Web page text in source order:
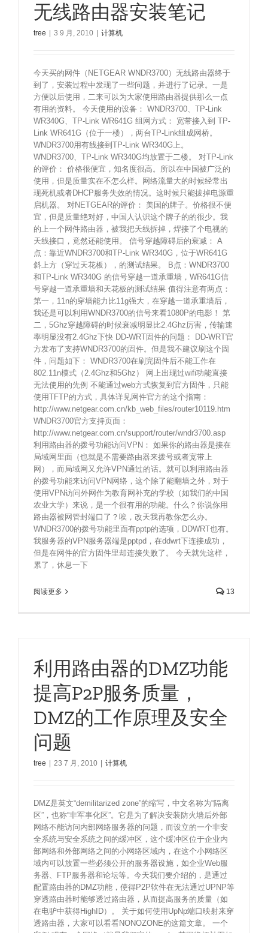
无线路由器安装笔记
tree 3 9 月, 2010 计算机
今天买的网件（NETGEAR WNDR3700）无线路由器终于
到了，安装过程中发现了一些问题，并进行了记录。一是
方便以后使用，二来可以为大家使用路由器提供那么一点
有用的资料。 今天使用的设备： WNDR3700、TP-Link
WR340G、TP-Link WR641G 组网方式： 宽带接入到 TP-
Link WR641G（位于一楼），两台TP-Link组成网桥。
WNDR3700用有线接到TP-Link WR340G上。
WNDR3700、TP-Link WR340G均放置于二楼。 对TP-Link
的评价： 价格很便宜，知名度很高。所以在中国被广泛的
使用，但是质量实在不怎么样。网络流量大的时候经常出
现死机或者DHCP服务失效的情况。这时候只能拔掉电源重
启机器。 对NETGEAR的评价： 美国的牌子。价格很不便
宜，但是质量绝对好，中国人认识这个牌子的的很少。我
的上一个网件路由器，被我把天线拆掉，焊接了个电视的
天线接口，竟然还能使用。 信号穿越障碍后的衰减： A
点：靠近WNDR3700和TP-Link WR340G，位于WR641G
斜上方（穿过天花板），的测试结果。 B点：WNDR3700
和TP-Link WR340G 的信号穿越一道承重墙，WR641G信
号穿越一道承重墙和天花板的测试结果 值得注意有两点：
第一，11n的穿墙能力比11g强大，在穿越一道承重墙后，
我还是可以利用WNDR3700的信号来看1080P的电影！ 第
二，5Ghz穿越障碍的时候衰减明显比2.4Ghz厉害，传输速
率明显没有2.4Ghz下快 DD-WRT固件的问题： DD-WRT官
方发布了支持WNDR3700的固件。但是我不建议刷这个固
件，问题如下： WNDR3700在刷完固件后不能工作在
802.11n模式（2.4Ghz和5Ghz） 网上出现过wifi功能直接
无法使用的先例 不能通过web方式恢复到官方固件，只能
使用TFTP的方式，具体详见网件官方的这个指南：
http://www.netgear.com.cn/kb_web_files/router10119.htm
WNDR3700官方支持页面：
http://www.netgear.com.cn/support/router/wndr3700.asp
利用路由器的拨号功能访问VPN： 如果你的路由器是接在
局域网里面（也就是不需要路由器来拨号或者宽带上
网），而局域网又允许VPN通过的话。就可以利用路由器
的拨号功能来访问VPN网络，这个除了能翻墙之外，对于
使用VPN访问外网作为教育网补充的学校（如我们的中国
农业大学）来说，是一个很有用的功能。什么？你说你用
路由器被网管封端口了？唉，改天我再教你怎么办。
WNDR3700的拨号功能里面有pptp的选项，DDWRT也有。
我服务器的VPN服务器端是pptpd，在ddwrt下连接成功，
但是在网件的官方固件里却连接失败了。 今天就先这样，
累了，休息一下
阅读更多 13
利用路由器的DMZ功能
提高P2P服务质量，
DMZ的工作原理及安全
问题
tree 23 7 月, 2010 计算机
DMZ是英文“demilitarized zone”的缩写，中文名称为“隔离
区”，也称“非军事化区”。它是为了解决安装防火墙后外部
网络不能访问内部网络服务器的问题，而设立的一个非安
全系统与安全系统之间的缓冲区，这个缓冲区位于企业内
部网络和外部网络之间的小网络区域内，在这个小网络区
域内可以放置一些必须公开的服务器设施，如企业Web服
务器、FTP服务器和论坛等。今天我们要介绍的，是通过
配置路由器的DMZ功能，使得P2P软件在无法通过UPNP等
穿透路由器时能够透过路由器，从而提高服务的质量（如
在电驴中获得HighID）。 关于如何使用UpNp端口映射来穿
透路由器，大家可以看看NONOZONE的这篇文章。 一个